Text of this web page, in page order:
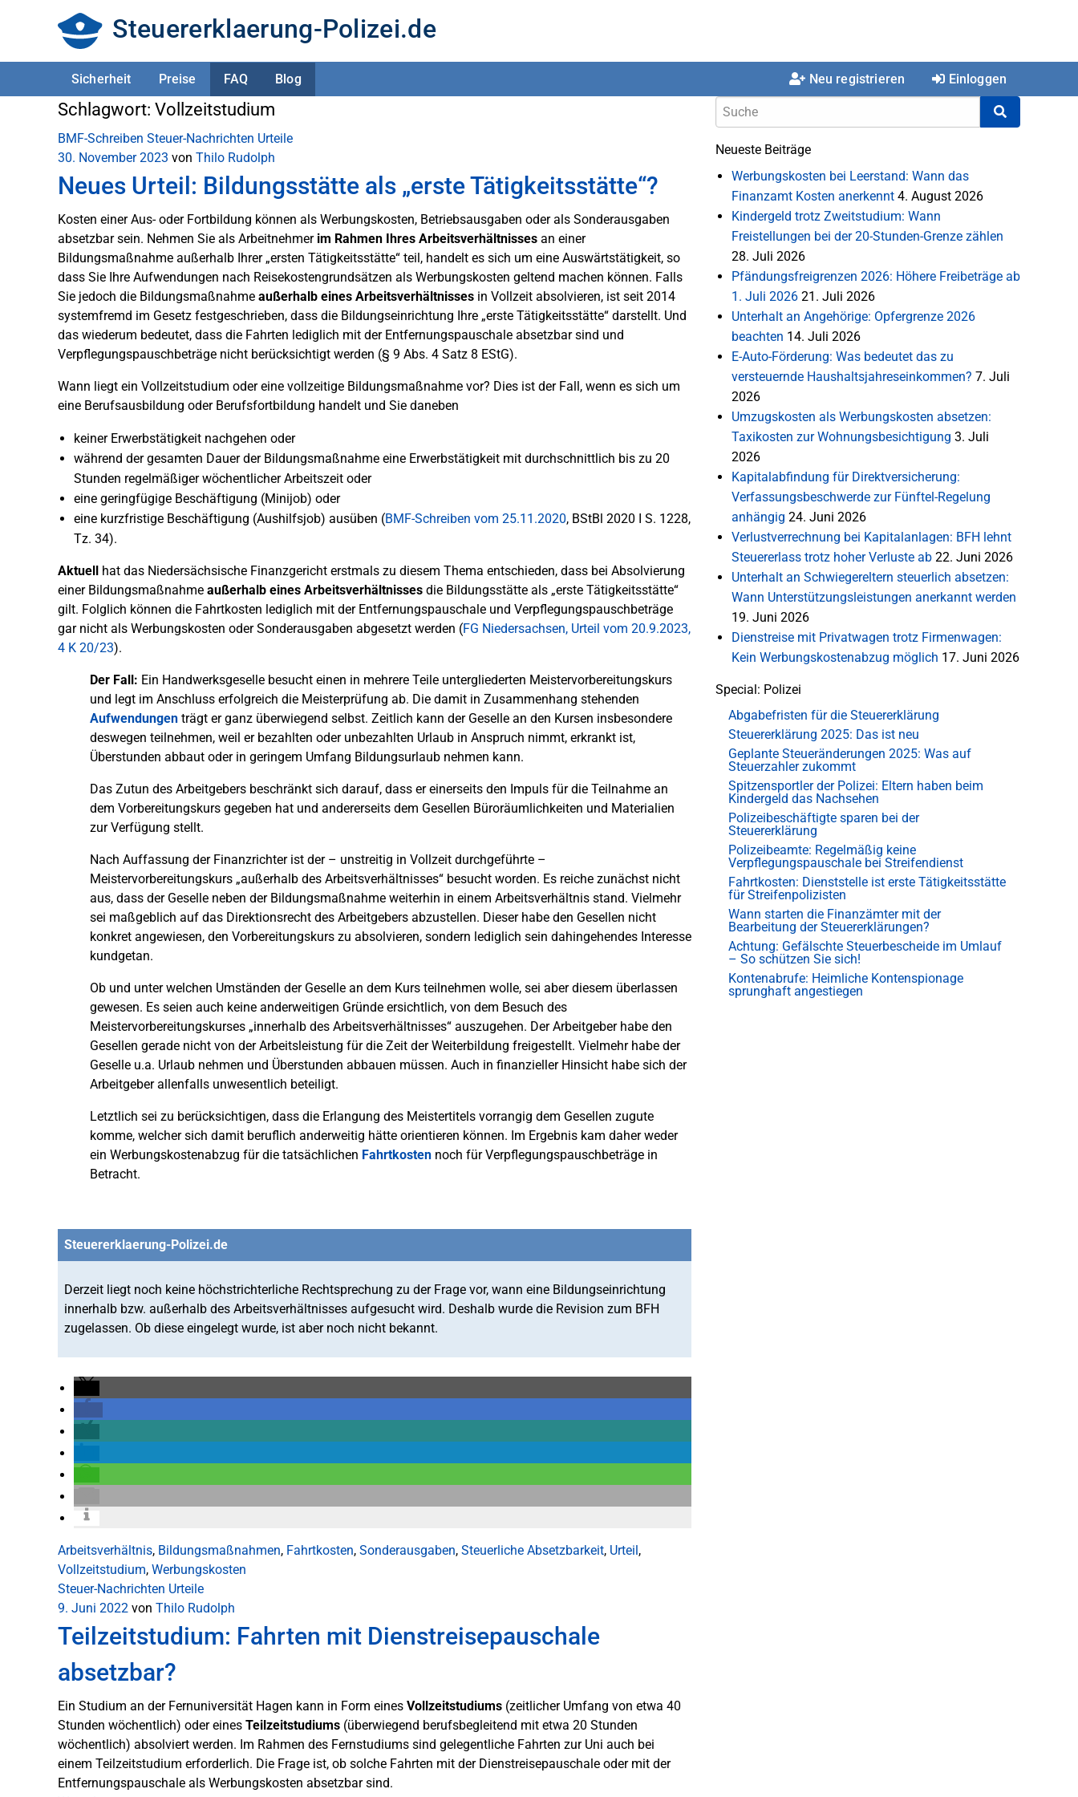
Steuererklaerung-Polizei.de
Sicherheit Preise FAQ Blog Neu registrieren Einloggen
Schlagwort: Vollzeitstudium
BMF-Schreiben Steuer-Nachrichten Urteile
30. November 2023 von Thilo Rudolph
Neues Urteil: Bildungsstätte als „erste Tätigkeitsstätte“?
Kosten einer Aus- oder Fortbildung können als Werbungskosten, Betriebsausgaben oder als Sonderausgaben
absetzbar sein. Nehmen Sie als Arbeitnehmer im Rahmen Ihres Arbeitsverhältnisses an einer
Bildungsmaßnahme außerhalb Ihrer „ersten Tätigkeitsstätte“ teil, handelt es sich um eine Auswärtstätigkeit, so
dass Sie Ihre Aufwendungen nach Reisekostengrundsätzen als Werbungskosten geltend machen können. Falls
Sie jedoch die Bildungsmaßnahme außerhalb eines Arbeitsverhältnisses in Vollzeit absolvieren, ist seit 2014
systemfremd im Gesetz festgeschrieben, dass die Bildungseinrichtung Ihre „erste Tätigkeitsstätte“ darstellt. Und
das wiederum bedeutet, dass die Fahrten lediglich mit der Entfernungspauschale absetzbar sind und
Verpflegungspauschbeträge nicht berücksichtigt werden (§ 9 Abs. 4 Satz 8 EStG).
Wann liegt ein Vollzeitstudium oder eine vollzeitige Bildungsmaßnahme vor? Dies ist der Fall, wenn es sich um
eine Berufsausbildung oder Berufsfortbildung handelt und Sie daneben
keiner Erwerbstätigkeit nachgehen oder
während der gesamten Dauer der Bildungsmaßnahme eine Erwerbstätigkeit mit durchschnittlich bis zu 20
Stunden regelmäßiger wöchentlicher Arbeitszeit oder
eine geringfügige Beschäftigung (Minijob) oder
eine kurzfristige Beschäftigung (Aushilfsjob) ausüben (BMF-Schreiben vom 25.11.2020, BStBl 2020 I S. 1228,
Tz. 34).
Aktuell hat das Niedersächsische Finanzgericht erstmals zu diesem Thema entschieden, dass bei Absolvierung
einer Bildungsmaßnahme außerhalb eines Arbeitsverhältnisses die Bildungsstätte als „erste Tätigkeitsstätte“
gilt. Folglich können die Fahrtkosten lediglich mit der Entfernungspauschale und Verpflegungspauschbeträge
gar nicht als Werbungskosten oder Sonderausgaben abgesetzt werden (FG Niedersachsen, Urteil vom 20.9.2023,
4 K 20/23).
Der Fall: Ein Handwerksgeselle besucht einen in mehrere Teile untergliederten Meistervorbereitungskurs
und legt im Anschluss erfolgreich die Meisterprüfung ab. Die damit in Zusammenhang stehenden
Aufwendungen trägt er ganz überwiegend selbst. Zeitlich kann der Geselle an den Kursen insbesondere
deswegen teilnehmen, weil er bezahlten oder unbezahlten Urlaub in Anspruch nimmt, erkrankt ist,
Überstunden abbaut oder in geringem Umfang Bildungsurlaub nehmen kann.
Das Zutun des Arbeitgebers beschränkt sich darauf, dass er einerseits den Impuls für die Teilnahme an
dem Vorbereitungskurs gegeben hat und andererseits dem Gesellen Büroräumlichkeiten und Materialien
zur Verfügung stellt.
Nach Auffassung der Finanzrichter ist der – unstreitig in Vollzeit durchgeführte –
Meistervorbereitungskurs „außerhalb des Arbeitsverhältnisses“ besucht worden. Es reiche zunächst nicht
aus, dass der Geselle neben der Bildungsmaßnahme weiterhin in einem Arbeitsverhältnis stand. Vielmehr
sei maßgeblich auf das Direktionsrecht des Arbeitgebers abzustellen. Dieser habe den Gesellen nicht
konkret angewiesen, den Vorbereitungskurs zu absolvieren, sondern lediglich sein dahingehendes Interesse
kundgetan.
Ob und unter welchen Umständen der Geselle an dem Kurs teilnehmen wolle, sei aber diesem überlassen
gewesen. Es seien auch keine anderweitigen Gründe ersichtlich, von dem Besuch des
Meistervorbereitungskurses „innerhalb des Arbeitsverhältnisses“ auszugehen. Der Arbeitgeber habe den
Gesellen gerade nicht von der Arbeitsleistung für die Zeit der Weiterbildung freigestellt. Vielmehr habe der
Geselle u.a. Urlaub nehmen und Überstunden abbauen müssen. Auch in finanzieller Hinsicht habe sich der
Arbeitgeber allenfalls unwesentlich beteiligt.
Letztlich sei zu berücksichtigen, dass die Erlangung des Meistertitels vorrangig dem Gesellen zugute
komme, welcher sich damit beruflich anderweitig hätte orientieren können. Im Ergebnis kam daher weder
ein Werbungskostenabzug für die tatsächlichen Fahrtkosten noch für Verpflegungspauschbeträge in
Betracht.
Steuererklaerung-Polizei.de
Derzeit liegt noch keine höchstrichterliche Rechtsprechung zu der Frage vor, wann eine Bildungseinrichtung
innerhalb bzw. außerhalb des Arbeitsverhältnisses aufgesucht wird. Deshalb wurde die Revision zum BFH
zugelassen. Ob diese eingelegt wurde, ist aber noch nicht bekannt.
Arbeitsverhältnis, Bildungsmaßnahmen, Fahrtkosten, Sonderausgaben, Steuerliche Absetzbarkeit, Urteil,
Vollzeitstudium, Werbungskosten
Steuer-Nachrichten Urteile
9. Juni 2022 von Thilo Rudolph
Teilzeitstudium: Fahrten mit Dienstreisepauschale
absetzbar?
Ein Studium an der Fernuniversität Hagen kann in Form eines Vollzeitstudiums (zeitlicher Umfang von etwa 40
Stunden wöchentlich) oder eines Teilzeitstudiums (überwiegend berufsbegleitend mit etwa 20 Stunden
wöchentlich) absolviert werden. Im Rahmen des Fernstudiums sind gelegentliche Fahrten zur Uni auch bei
einem Teilzeitstudium erforderlich. Die Frage ist, ob solche Fahrten mit der Dienstreisepauschale oder mit der
Entfernungspauschale als Werbungskosten absetzbar sind.
Neueste Beiträge
Werbungskosten bei Leerstand: Wann das
Finanzamt Kosten anerkennt 4. August 2026
Kindergeld trotz Zweitstudium: Wann
Freistellungen bei der 20-Stunden-Grenze zählen
28. Juli 2026
Pfändungsfreigrenzen 2026: Höhere Freibeträge ab
1. Juli 2026 21. Juli 2026
Unterhalt an Angehörige: Opfergrenze 2026
beachten 14. Juli 2026
E-Auto-Förderung: Was bedeutet das zu
versteuernde Haushaltsjahreseinkommen? 7. Juli
2026
Umzugskosten als Werbungskosten absetzen:
Taxikosten zur Wohnungsbesichtigung 3. Juli
2026
Kapitalabfindung für Direktversicherung:
Verfassungsbeschwerde zur Fünftel-Regelung
anhängig 24. Juni 2026
Verlustverrechnung bei Kapitalanlagen: BFH lehnt
Steuererlass trotz hoher Verluste ab 22. Juni 2026
Unterhalt an Schwiegereltern steuerlich absetzen:
Wann Unterstützungsleistungen anerkannt werden
19. Juni 2026
Dienstreise mit Privatwagen trotz Firmenwagen:
Kein Werbungskostenabzug möglich 17. Juni 2026
Special: Polizei
Abgabefristen für die Steuererklärung
Steuererklärung 2025: Das ist neu
Geplante Steueränderungen 2025: Was auf
Steuerzahler zukommt
Spitzensportler der Polizei: Eltern haben beim
Kindergeld das Nachsehen
Polizeibeschäftigte sparen bei der
Steuererklärung
Polizeibeamte: Regelmäßig keine
Verpflegungspauschale bei Streifendienst
Fahrtkosten: Dienststelle ist erste Tätigkeitsstätte
für Streifenpolizisten
Wann starten die Finanzämter mit der
Bearbeitung der Steuererklärungen?
Achtung: Gefälschte Steuerbescheide im Umlauf
– So schützen Sie sich!
Kontenabrufe: Heimliche Kontenspionage
sprunghaft angestiegen